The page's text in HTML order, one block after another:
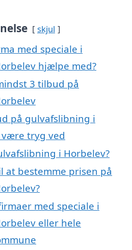
skjul
med speciale i
hjælpe med?
3 tilbud på
på gulvafslibning i
være tryg ved
i Horbelev?
at bestemme prisen på
med speciale i
eller hele